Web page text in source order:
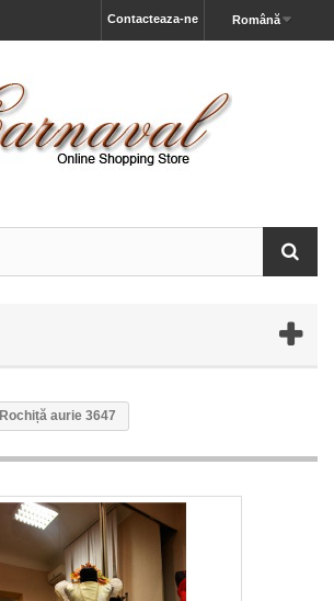
Română
Contacteaza-ne
Rochiță aurie 3647